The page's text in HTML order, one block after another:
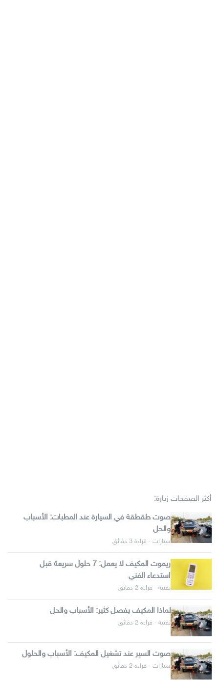
أكثر الصفحات زيارة:
صوت طقطقة في السيارة عند المطبات: الأسباب
والحل
سيارات · قراءة 3 دقائق
ريموت المكيف لا يعمل: 7 حلول سريعة قبل
استدعاء الفني
تقنية · قراءة 2 دقائق
لماذا المكيف يفصل كثير: الأسباب والحل
تقنية · قراءة 2 دقائق
صوت السير عند تشغيل المكيف: الأسباب والحلول
سيارات · قراءة 2 دقائق